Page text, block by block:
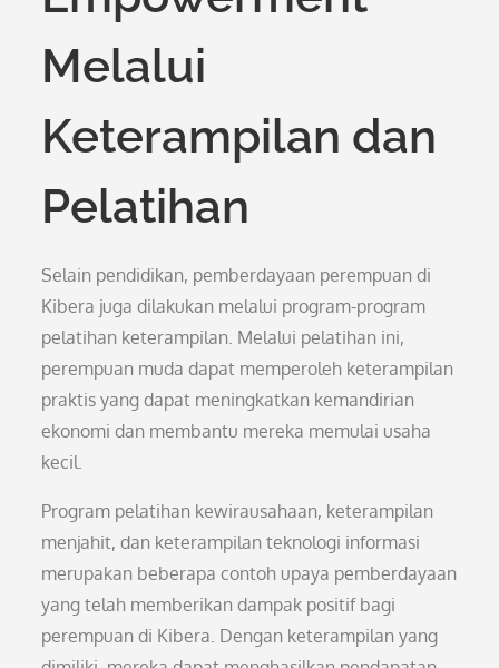
Melalui
Keterampilan dan
Pelatihan
Selain pendidikan, pemberdayaan perempuan di
Kibera juga dilakukan melalui program-program
pelatihan keterampilan. Melalui pelatihan ini,
perempuan muda dapat memperoleh keterampilan
praktis yang dapat meningkatkan kemandirian
ekonomi dan membantu mereka memulai usaha
kecil.
Program pelatihan kewirausahaan, keterampilan
menjahit, dan keterampilan teknologi informasi
merupakan beberapa contoh upaya pemberdayaan
yang telah memberikan dampak positif bagi
perempuan di Kibera. Dengan keterampilan yang